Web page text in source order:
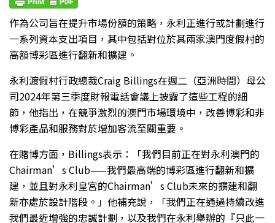
作為公司旨在提升市場份額的策略，永利正進行或計劃進行
一系列資本支出項目，其中包括對位於其兩家澳門度假村的
高額博彩區進行翻新和擴建。
永利渡假村行政總裁Craig Billings在週二（亞洲時間）母公
司2024年第三季度財報電話會議上披露了這些工程的細
節，他指出，在競爭激烈的澳門市場環境中，改善博彩和非
博彩產品和服務對於增加客流至關重要。
在賭博方面，Billings表示：「我們目前正在對永利澳門的
Chairman’s Club——我們最高端的博彩區進行翻新和擴
建，並且對永利皇宮的Chairman’s Club未來的擴建和翻
新亦處於設計階段。」他補充說，「我們正在通過持續改進
我們最近增強的忠誠計劃，以及我們在永利舉辦的『只此一